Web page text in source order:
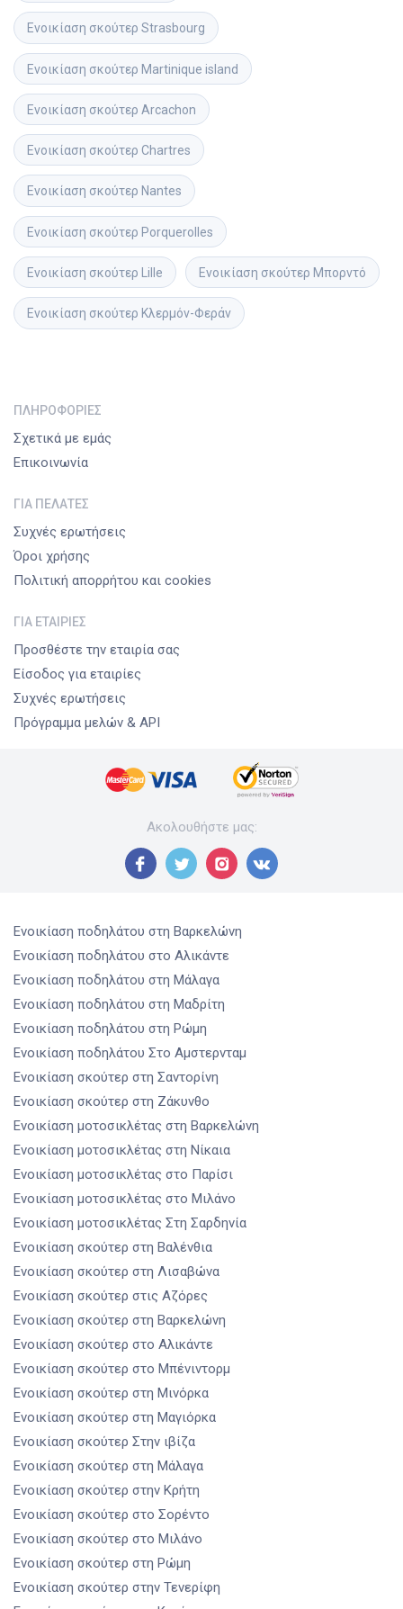
Ενοικίαση σκούτερ Strasbourg
Ενοικίαση σκούτερ Martinique island
Ενοικίαση σκούτερ Arcachon
Ενοικίαση σκούτερ Chartres
Ενοικίαση σκούτερ Nantes
Ενοικίαση σκούτερ Porquerolles
Ενοικίαση σκούτερ Lille Ενοικίαση σκούτερ Μπορντό
Ενοικίαση σκούτερ Κλερμόν-Φεράν
ΠΛΗΡΟΦΟΡΊΕΣ
Σχετικά με εμάς
Επικοινωνία
ΓΙΑ ΠΕΛΆΤΕΣ
Συχνές ερωτήσεις
Όροι χρήσης
Πολιτική απορρήτου και cookies
ΓΙΑ ΕΤΑΙΡΊΕΣ
Προσθέστε την εταιρία σας
Είσοδος για εταιρίες
Συχνές ερωτήσεις
Πρόγραμμα μελών & API
Ακολουθήστε μας:
Ενοικίαση ποδηλάτου στη Βαρκελώνη
Ενοικίαση ποδηλάτου στο Αλικάντε
Ενοικίαση ποδηλάτου στη Μάλαγα
Ενοικίαση ποδηλάτου στη Μαδρίτη
Ενοικίαση ποδηλάτου στη Ρώμη
Ενοικίαση ποδηλάτου Στο Αμστερνταμ
Ενοικίαση σκούτερ στη Σαντορίνη
Ενοικίαση σκούτερ στη Ζάκυνθο
Ενοικίαση μοτοσικλέτας στη Βαρκελώνη
Ενοικίαση μοτοσικλέτας στη Νίκαια
Ενοικίαση μοτοσικλέτας στο Παρίσι
Ενοικίαση μοτοσικλέτας στο Μιλάνο
Ενοικίαση μοτοσικλέτας Στη Σαρδηνία
Ενοικίαση σκούτερ στη Βαλένθια
Ενοικίαση σκούτερ στη Λισαβώνα
Ενοικίαση σκούτερ στις Αζόρες
Ενοικίαση σκούτερ στη Βαρκελώνη
Ενοικίαση σκούτερ στο Αλικάντε
Ενοικίαση σκούτερ στο Μπένιντορμ
Ενοικίαση σκούτερ στη Μινόρκα
Ενοικίαση σκούτερ στη Μαγιόρκα
Ενοικίαση σκούτερ Στην ιβίζα
Ενοικίαση σκούτερ στη Μάλαγα
Ενοικίαση σκούτερ στην Κρήτη
Ενοικίαση σκούτερ στο Σορέντο
Ενοικίαση σκούτερ στο Μιλάνο
Ενοικίαση σκούτερ στη Ρώμη
Ενοικίαση σκούτερ στην Τενερίφη